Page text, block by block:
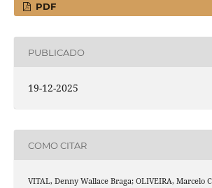
PDF
PUBLICADO
19-12-2025
COMO CITAR
VITAL, Denny Wallace Braga; OLIVEIRA, Marcelo